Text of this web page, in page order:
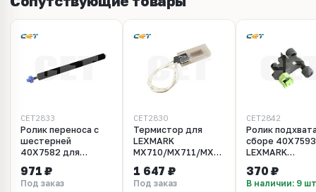
CET2833
Ролик переноса с
шестерней
40X7582 для
MS812/MS811/MS810/MX812/MX811/MX810/MX711/MX710
(CET), CET2833
971 ₽
Под заказ
CET2830
Термистор для
LEXMARK
MX710/MX711/MX810/MX811/MX812/
1 647 ₽
Под заказ
CET2842
Ролик
сборе
LEXMARK
(CET), CET2842
370 ₽
В наличии: 9 шт